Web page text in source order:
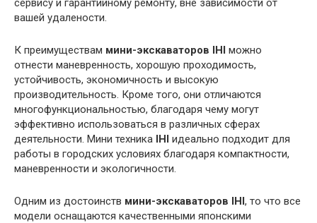
вашей удалености.
К преимуществам мини-экскаваторов IHI можно
отнести маневренность, хорошую проходимость,
устойчивость, экономичность и высокую
производительность. Кроме того, они отличаются
многофункциональностью, благодаря чему могут
эффективно использоваться в различных сферах
деятельности. Мини техника IHI идеально подходит для
работы в городских условиях благодаря компактности,
маневренности и экологичности.
Одним из достоинств мини-экскаваторов IHI, то что все
модели оснащаются качественными японскими